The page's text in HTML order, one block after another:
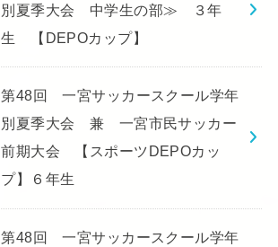
別夏季大会 中学生の部≫ ３年
生 【DEPOカップ】
第48回 一宮サッカースクール学年
別夏季大会 兼 一宮市民サッカー
前期大会 【スポーツDEPOカッ
プ】６年生
第48回 一宮サッカースクール学年